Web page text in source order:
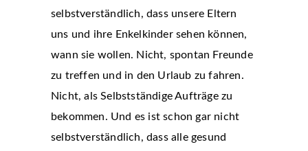
selbstverständlich, dass unsere Eltern
uns und ihre Enkelkinder sehen können,
wann sie wollen. Nicht, spontan Freunde
zu treffen und in den Urlaub zu fahren.
Nicht, als Selbstständige Aufträge zu
bekommen. Und es ist schon gar nicht
selbstverständlich, dass alle gesund